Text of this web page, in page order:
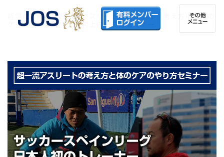
経営にも関わる超一流アスリートのメンタル（考え方）と体の
ケアとパフォーマンス向上のやり方セミナー